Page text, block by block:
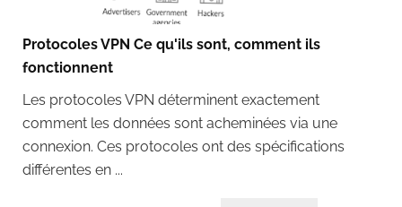
Protocoles VPN Ce qu'ils sont, comment ils
fonctionnent
Les protocoles VPN déterminent exactement
comment les données sont acheminées via une
connexion. Ces protocoles ont des spécifications
différentes en ...